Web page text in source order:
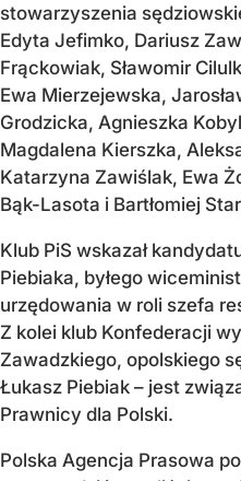
stowarzyszenia
Edyta Jefimko, Dariusz
Frąckowiak, Sławomir
Ewa Mierzejewska,
Grodzicka, Agnieszka
Magdalena Kierszka,
Katarzyna Zawiślak, Ewa
Bąk-Lasota i Bartłomiej
Klub PiS wskazał
Piebiaka, byłego
urzędowania w roli szefa
Z kolei klub Konfederacji
Zawadzkiego, opolskiego
Łukasz Piebiak – jest
Prawnicy dla Polski.
Polska Agencja Prasowa